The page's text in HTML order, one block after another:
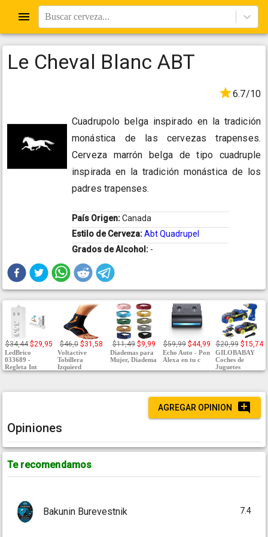
Buscar cerveza...
Le Cheval Blanc ABT
6.7/10
Cuadrupolo belga inspirado en la tradición
monástica de las cervezas trapenses.
Cerveza marrón belga de tipo cuadruple
inspirada en la tradición monástica de los
padres trapenses.
País Origen:Canada
Estilo de Cerveza:Abt Quadrupel
Grados de Alcohol: -
$34,44 $29,95
LedBrico
033689 -
Regleta Int
$46,0 $31,58
Voltactive
Tobillera
Izquierd
$11,49 $9,99
Diademas para
Mujer, Diadema
$59,99 $44,99
Echo Auto - Pon
Alexa en tu c
$20,99 $15,74
GILOBABAY
Coches de
Juguetes
AGREGAR OPINION
Opiniones
Te recomendamos
Bakunin Burevestnik 7.4